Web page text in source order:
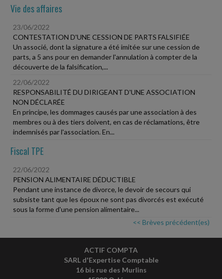
Vie des affaires
23/06/2022
CONTESTATION D'UNE CESSION DE PARTS FALSIFIÉE
Un associé, dont la signature a été imitée sur une cession de
parts, a 5 ans pour en demander l'annulation à compter de la
découverte de la falsification,...
22/06/2022
RESPONSABILITÉ DU DIRIGEANT D'UNE ASSOCIATION
NON DÉCLARÉE
En principe, les dommages causés par une association à des
membres ou à des tiers doivent, en cas de réclamations, être
indemnisés par l'association. En...
Fiscal TPE
22/06/2022
PENSION ALIMENTAIRE DÉDUCTIBLE
Pendant une instance de divorce, le devoir de secours qui
subsiste tant que les époux ne sont pas divorcés est exécuté
sous la forme d'une pension alimentaire...
<< Brèves précédent(es)
ACTIF COMPTA
SARL d'Expertise Comptable
16 bis rue des Murlins